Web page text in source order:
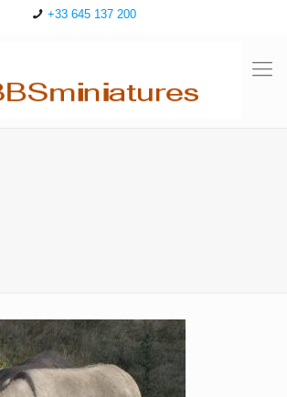
+33 645 137 200